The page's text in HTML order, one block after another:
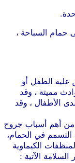
حمام السباحة ،
عليه الطفل أو
مميتة ، وقد
الأطفال ، وقد
من أهم أسباب جروح
التسمم في الحمام،
الكيماوية
الآتية :